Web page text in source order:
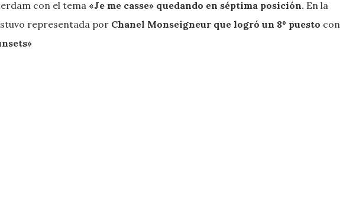
con el tema «Je me casse» quedando en séptima posición. En la
representada por Chanel Monseigneur que logró un 8º puesto con